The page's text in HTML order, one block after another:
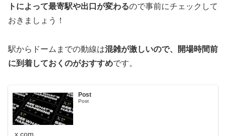
トによって最寄駅や出口が変わるので事前にチェックして
おきましょう！
駅からドームまでの動線は混雑が激しいので、開場時間前
に到着しておくのがおすすめです。
Post
Post
x.com